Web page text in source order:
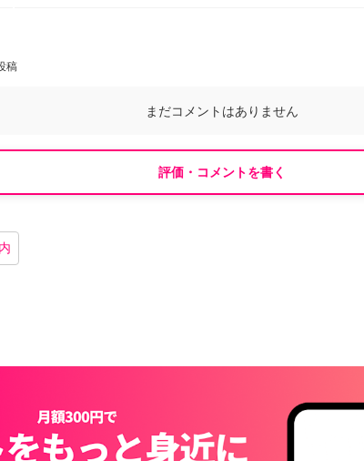
稿
まだコメントはありません
評価・コメントを書く